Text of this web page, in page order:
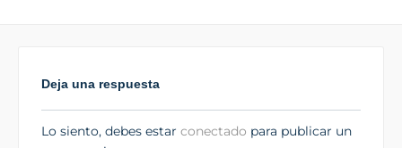
Deja una respuesta
Lo siento, debes estar conectado para publicar un